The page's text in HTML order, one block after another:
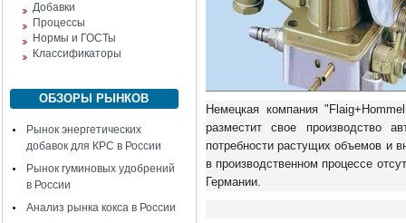
Добавки
Процессы
Нормы и ГОСТы
Классификаторы
ОБЗОРЫ РЫНКОВ
Рынок энергетических
добавок для КРС в России
Рынок гуминовых удобрений
в России
Анализ рынка кокса в России
Немецкая компания
разместит свое производство
потребности растущих объемов и
в производственном процессе
Германии.